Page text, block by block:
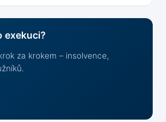
exekuci?
za krokem – insolvence,